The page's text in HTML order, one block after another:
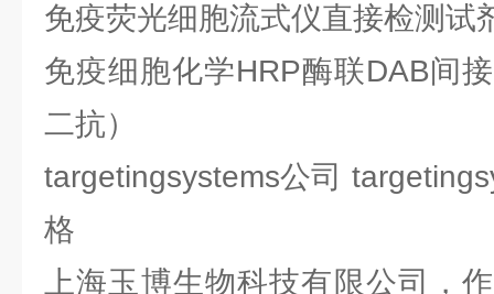
免疫荧光细胞流式仪直接检测试
免疫细胞化学HRP酶联DAB间
二抗）
targetingsystems公司
格
上海玉博生物科技有限公司，